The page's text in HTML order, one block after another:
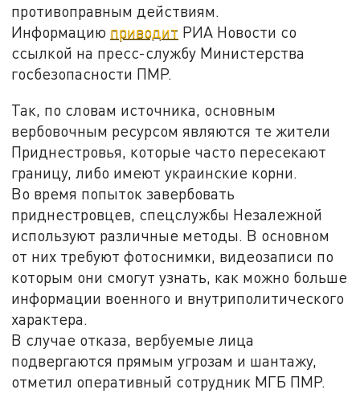
противоправным действиям.
Информацию приводит РИА Новости со
ссылкой на пресс-службу Министерства
госбезопасности ПМР.
Так, по словам источника, основным
вербовочным ресурсом являются те жители
Приднестровья, которые часто пересекают
границу, либо имеют украинские корни.
Во время попыток завербовать
приднестровцев, спецслужбы Незалежной
используют различные методы. В основном
от них требуют фотоснимки, видеозаписи по
которым они смогут узнать, как можно больше
информации военного и внутриполитического
характера.
В случае отказа, вербуемые лица
подвергаются прямым угрозам и шантажу,
отметил оперативный сотрудник МГБ ПМР.